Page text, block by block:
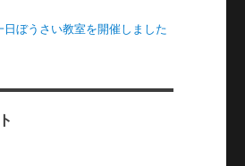
日ぼうさい教室を開催しました